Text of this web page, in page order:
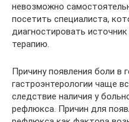
невозможно
посетить специалиста,
диагностировать
терапию.
Причину появления боли в
гастроэнтерологии чаще
следствие наличия у
рефлюкса. Причин для